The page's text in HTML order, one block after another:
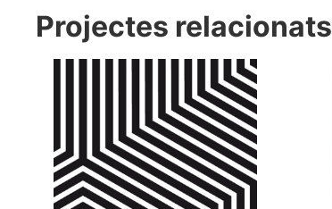
Projectes relacionats